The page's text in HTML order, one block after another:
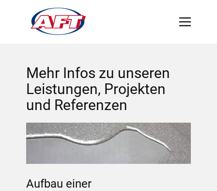
Mehr Infos zu unseren
Leistungen, Projekten
und Referenzen
Aufbau einer